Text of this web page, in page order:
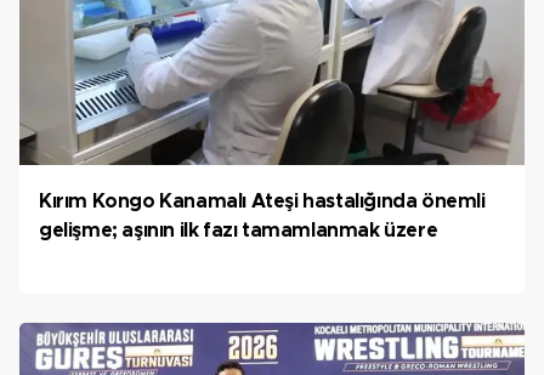
Kırım Kongo Kanamalı Ateşi hastalığında önemli
gelişme; aşının ilk fazı tamamlanmak üzere